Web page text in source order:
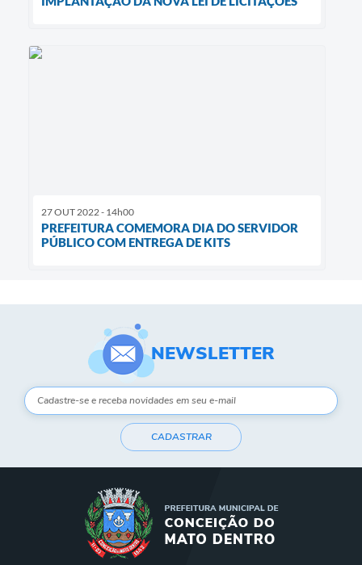
27 OUT 2022 - 14h00
PREFEITURA COMEMORA DIA DO SERVIDOR
PÚBLICO COM ENTREGA DE KITS
NEWSLETTER
CADASTRAR